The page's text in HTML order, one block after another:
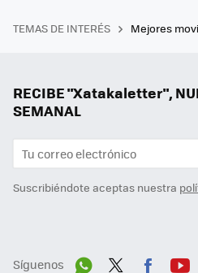
TEMAS DE INTERÉS Mejores
RECIBE "Xatakaletter",
SEMANAL
Suscribiéndote aceptas nuestra
Síguenos